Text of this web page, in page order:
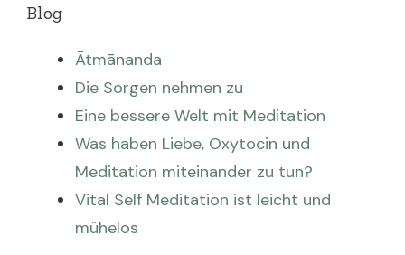
Blog
Ātmānanda
Die Sorgen nehmen zu
Eine bessere Welt mit Meditation
Was haben Liebe, Oxytocin und
Meditation miteinander zu tun?
Vital Self Meditation ist leicht und
mühelos